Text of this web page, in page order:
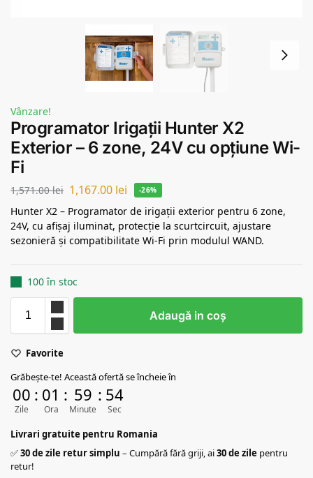
Vânzare!
Programator Irigații Hunter X2
Exterior – 6 zone, 24V cu opțiune Wi-
Fi
1,571.00lei 1,167.00 lei -26%
Hunter X2 – Programator de irigații exterior pentru 6 zone,
24V, cu afișaj iluminat, protecție la scurtcircuit, ajustare
sezonieră și compatibilitate Wi-Fi prin modulul WAND.
100 în stoc
Adaugă in coş
Favorite
Grăbește-te! Această ofertă se încheie în
00
Zile
: 01
Ora
: 59
Minute
: 53
Sec
Livrari gratuite pentru Romania
✅30 de zile retur simplu – Cumpără fără griji, ai30 de zile pentru
retur!